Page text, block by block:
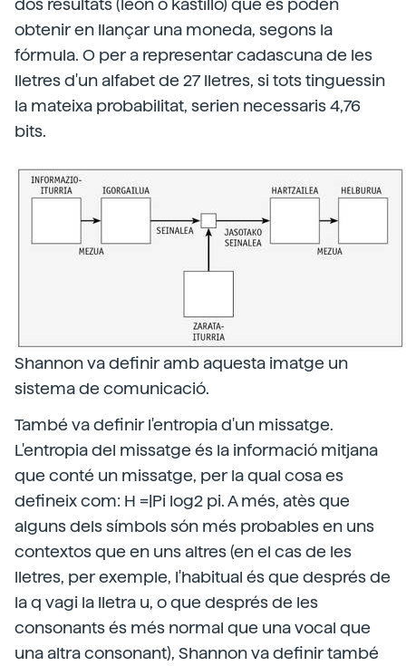
dos resultats (leon o kastillo) que es poden
obtenir en llançar una moneda, segons la
fórmula. O per a representar cadascuna de les
lletres d'un alfabet de 27 lletres, si tots tinguessin
la mateixa probabilitat, serien necessaris 4,76
bits.
Shannon va definir amb aquesta imatge un
sistema de comunicació.
També va definir l'entropia d'un missatge.
L'entropia del missatge és la informació mitjana
que conté un missatge, per la qual cosa es
defineix com: H =|Pi log2 pi. A més, atès que
alguns dels símbols són més probables en uns
contextos que en uns altres (en el cas de les
lletres, per exemple, l'habitual és que després de
la q vagi la lletra u, o que després de les
consonants és més normal que una vocal que
una altra consonant), Shannon va definir també